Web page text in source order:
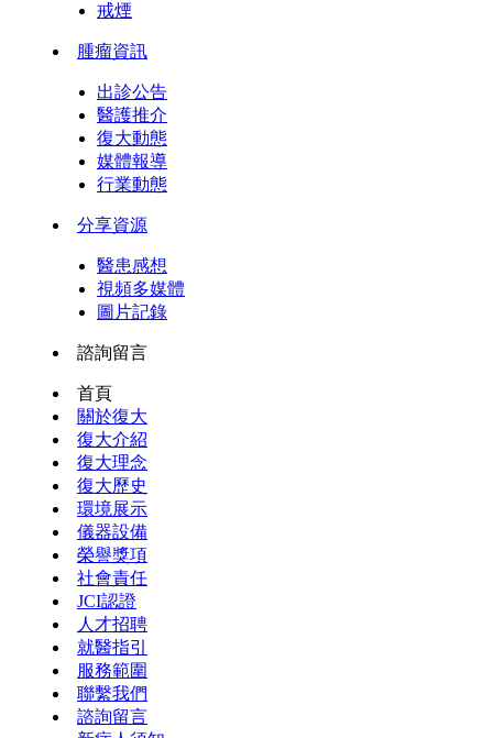
戒煙
腫瘤資訊
出診公告
醫護推介
復大動態
媒體報導
行業動態
分享資源
醫患感想
視頻多媒體
圖片記錄
諮詢留言
首頁
關於復大
復大介紹
復大理念
復大歷史
環境展示
儀器設備
榮譽獎項
社會責任
JCI認證
人才招聘
就醫指引
服務範圍
聯繫我們
諮詢留言